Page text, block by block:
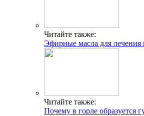
Читайте также:
Эфирные масла для лечения
Читайте также:
Почему в горле образуется